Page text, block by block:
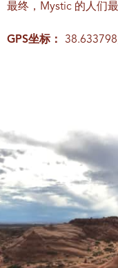
最终，Mystic 的人们
GPS坐标：